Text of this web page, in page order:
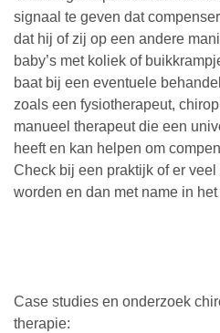
signaal te geven dat
dat hij of zij op een andere
baby’s met koliek of
baat bij een eventuele
zoals een fysiotherapeut,
manueel therapeut die een
heeft en kan helpen om
Check bij een praktijk of er veel
worden en dan met name in
Case studies en onderzoek
therapie: